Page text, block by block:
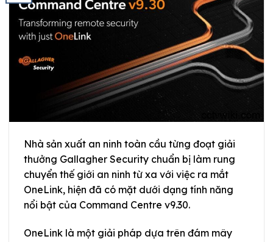
Nhà sản xuất an ninh toàn cầu từng đoạt giải
thưởng Gallagher Security chuẩn bị làm rung
chuyển thế giới an ninh từ xa với việc ra mắt
OneLink, hiện đã có mặt dưới dạng tính năng
nổi bật của Command Centre v9.30.
OneLink là một giải pháp dựa trên đám mây